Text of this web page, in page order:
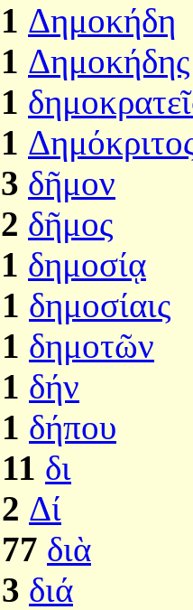
1 Δημοκήδη
1 Δημοκήδης
1
1
3 δῆμον
2 δῆμος
1 δημοσίᾳ
1 δημοσίαις
1 δημοτῶν
1 δήν
1 δήπου
11 δι
2 Δί
77 διὰ
3 διά